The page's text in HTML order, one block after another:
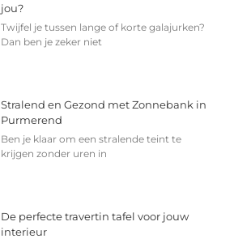
jou?
Twijfel je tussen lange of korte galajurken?
Dan ben je zeker niet
Stralend en Gezond met Zonnebank in
Purmerend
Ben je klaar om een stralende teint te
krijgen zonder uren in
De perfecte travertin tafel voor jouw
interieur